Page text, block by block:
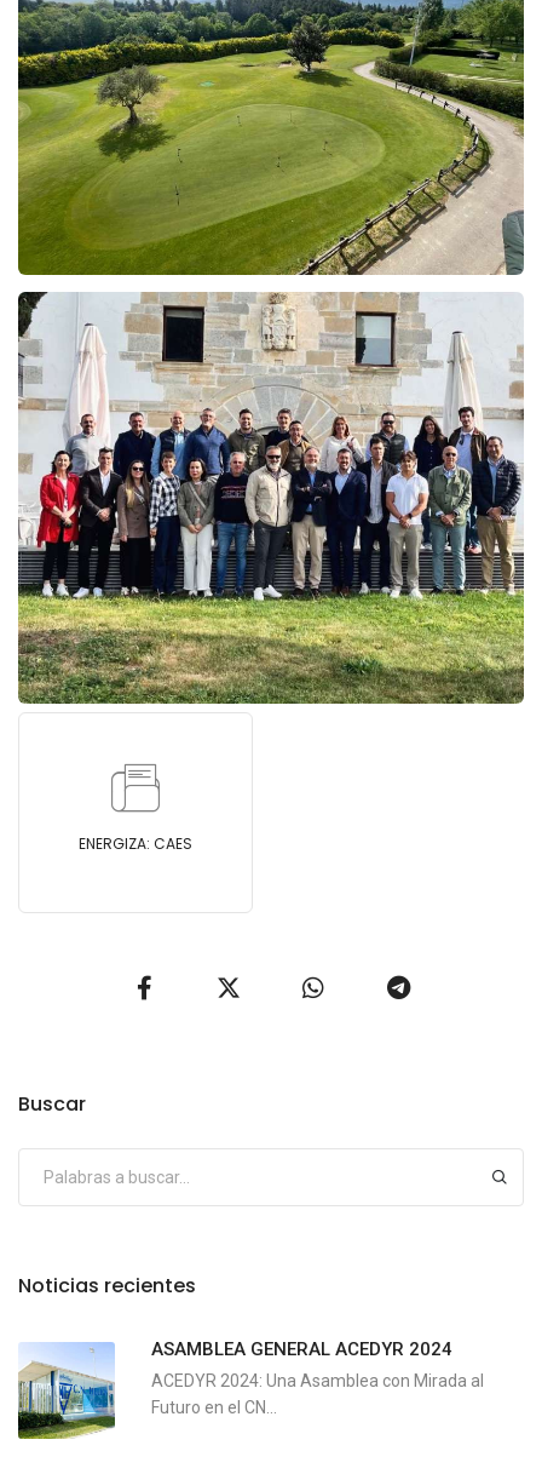
ENERGIZA: CAES
Buscar
Noticias recientes
ASAMBLEA GENERAL ACEDYR 2024
ACEDYR 2024: Una Asamblea con Mirada al
Futuro en el CN...